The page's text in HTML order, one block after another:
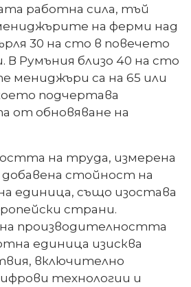
работна сила, тъй
на ферми над
30 на сто в повечето
Румъния близо 40 на сто
мениджъри са на 65 или
подчертава
от обновяване на
на труда, измерена
стойност на
единица, също изостава
страни.
производителността
единица изисква
включително
технологии и